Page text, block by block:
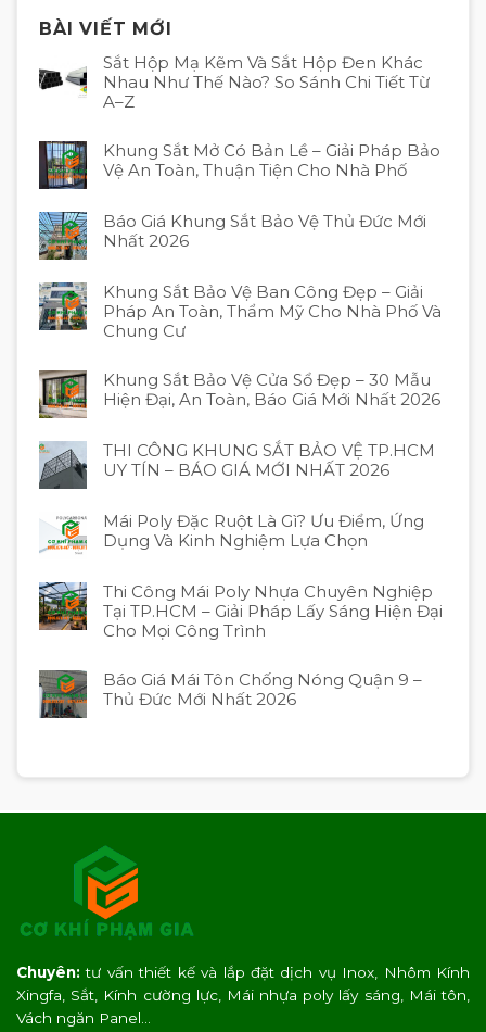
BÀI VIẾT MỚI
Sắt Hộp Mạ Kẽm Và Sắt Hộp Đen Khác
Nhau Như Thế Nào? So Sánh Chi Tiết Từ
A–Z
Khung Sắt Mở Có Bản Lề – Giải Pháp Bảo
Vệ An Toàn, Thuận Tiện Cho Nhà Phố
Báo Giá Khung Sắt Bảo Vệ Thủ Đức Mới
Nhất 2026
Khung Sắt Bảo Vệ Ban Công Đẹp – Giải
Pháp An Toàn, Thẩm Mỹ Cho Nhà Phố Và
Chung Cư
Khung Sắt Bảo Vệ Cửa Sổ Đẹp – 30 Mẫu
Hiện Đại, An Toàn, Báo Giá Mới Nhất 2026
THI CÔNG KHUNG SẮT BẢO VỆ TP.HCM
UY TÍN – BÁO GIÁ MỚI NHẤT 2026
Mái Poly Đặc Ruột Là Gì? Ưu Điểm, Ứng
Dụng Và Kinh Nghiệm Lựa Chọn
Thi Công Mái Poly Nhựa Chuyên Nghiệp
Tại TP.HCM – Giải Pháp Lấy Sáng Hiện Đại
Cho Mọi Công Trình
Báo Giá Mái Tôn Chống Nóng Quận 9 –
Thủ Đức Mới Nhất 2026
Chuyên:tư vấn thiết kế và lắp đặt dịch vụ Inox, Nhôm Kính
Xingfa, Sắt, Kính cường lực, Mái nhựa poly lấy sáng, Mái tôn,
Vách ngăn Panel…